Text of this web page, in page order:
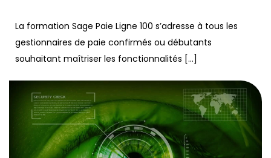
La formation Sage Paie Ligne 100 s’adresse à tous les
gestionnaires de paie confirmés ou débutants
souhaitant maîtriser les fonctionnalités […]